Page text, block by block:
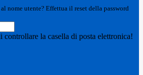
nome utente? Effettua il reset della password
controllare la casella di posta elettronica!